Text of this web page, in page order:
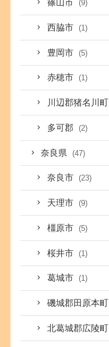
篠山市 (9)
西脇市 (1)
豊岡市 (5)
赤穂市 (1)
川辺郡猪名川町
多可郡 (2)
奈良県 (47)
奈良市 (23)
天理市 (9)
橿原市 (5)
桜井市 (1)
葛城市 (1)
磯城郡田原本町
北葛城郡広陵町